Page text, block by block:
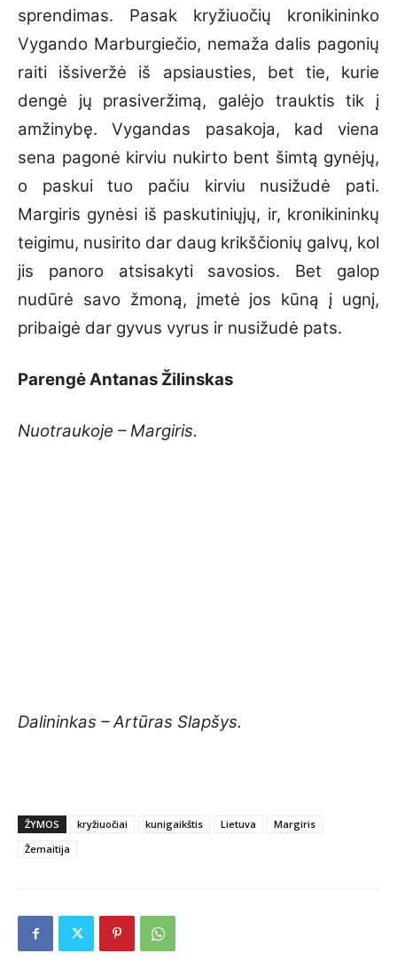
sprendimas. Pasak kryžiuočių kronikininko
Vygando Marburgiečio, nemaža dalis pagonių
raiti išsiveržė iš apsiausties, bet tie, kurie
dengė jų prasiveržimą, galėjo trauktis tik į
amžinybę. Vygandas pasakoja, kad viena
sena pagonė kirviu nukirto bent šimtą gynėjų,
o paskui tuo pačiu kirviu nusižudė pati.
Margiris gynėsi iš paskutiniųjų, ir, kronikininkų
teigimu, nusirito dar daug krikščionių galvų, kol
jis panoro atsisakyti savosios. Bet galop
nudūrė savo žmoną, įmetė jos kūną į ugnį,
pribaigė dar gyvus vyrus ir nusižudė pats.
Parengė Antanas Žilinskas
Nuotraukoje – Margiris.
Dalininkas – Artūras Slapšys.
ŽYMOS kryžiuočiai kunigaikštis Lietuva
Margiris
Žemaitija